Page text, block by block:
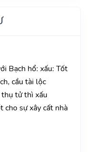
Bạch hổ: xấu: Tốt
cầu tài lộc
tử thì xấu
cho sự xây cất nhà